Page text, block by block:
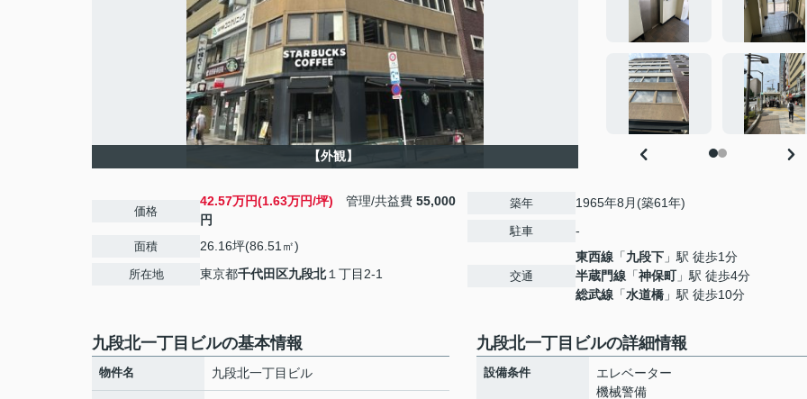
【外観】
価格
42.57万円(1.63万円/坪) 管理/共益費 55,000
円
面積 26.16坪(86.51㎡)
所在地 東京都千代田区九段北１丁目2-1
築年 1965年8月(築61年)
駐車 -
交通
東西線 「九段下 」駅 徒歩1分
半蔵門線 「神保町」駅 徒歩4分
総武線 「水道橋 」駅 徒歩10分
九段北一丁目ビルの基本情報
物件名 九段北一丁目ビル
九段北一丁目ビルの詳細情報
設備条件
エレベーター
機械警備